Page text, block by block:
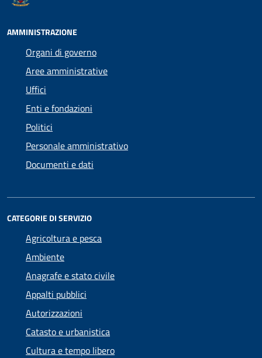
AMMINISTRAZIONE
Organi di governo
Aree amministrative
Uffici
Enti e fondazioni
Politici
Personale amministrativo
Documenti e dati
CATEGORIE DI SERVIZIO
Agricoltura e pesca
Ambiente
Anagrafe e stato civile
Appalti pubblici
Autorizzazioni
Catasto e urbanistica
Cultura e tempo libero